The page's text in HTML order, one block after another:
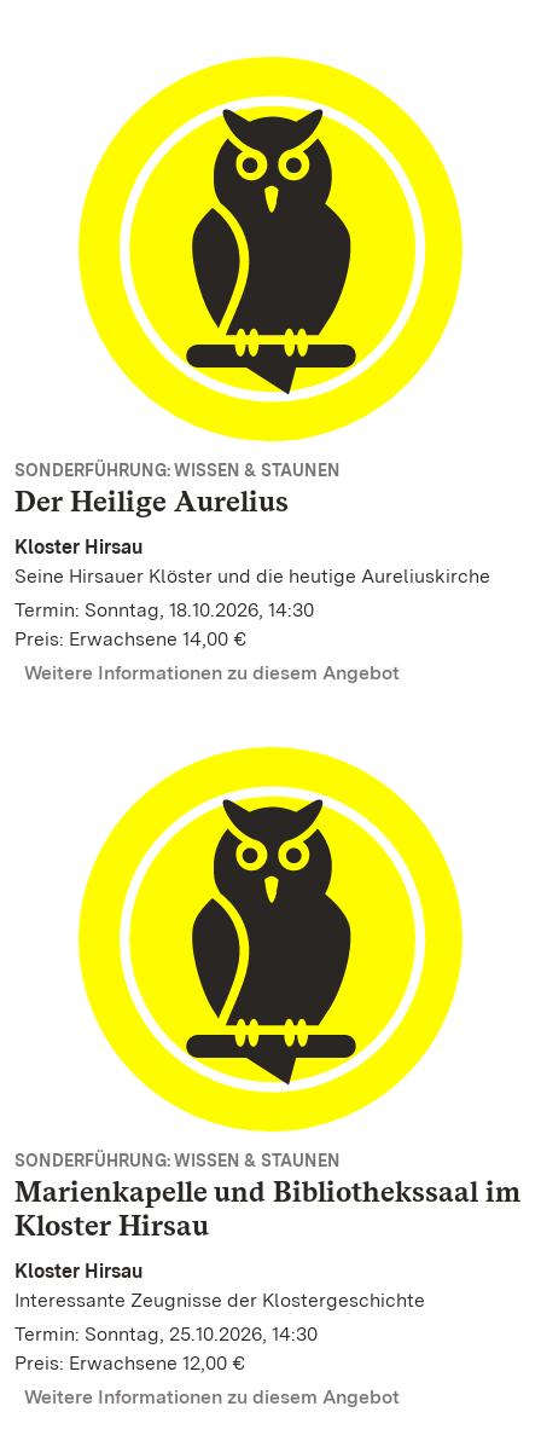
SONDERFÜHRUNG: WISSEN & STAUNEN
Der Heilige Aurelius
Kloster Hirsau
Seine Hirsauer Klöster und die heutige Aureliuskirche
Termin: Sonntag, 18.10.2026, 14:30
Preis: Erwachsene 14,00 €
Weitere Informationen zu diesem Angebot
SONDERFÜHRUNG: WISSEN & STAUNEN
Marienkapelle und Bibliothekssaal im
Kloster Hirsau
Kloster Hirsau
Interessante Zeugnisse der Klostergeschichte
Termin: Sonntag, 25.10.2026, 14:30
Preis: Erwachsene 12,00 €
Weitere Informationen zu diesem Angebot